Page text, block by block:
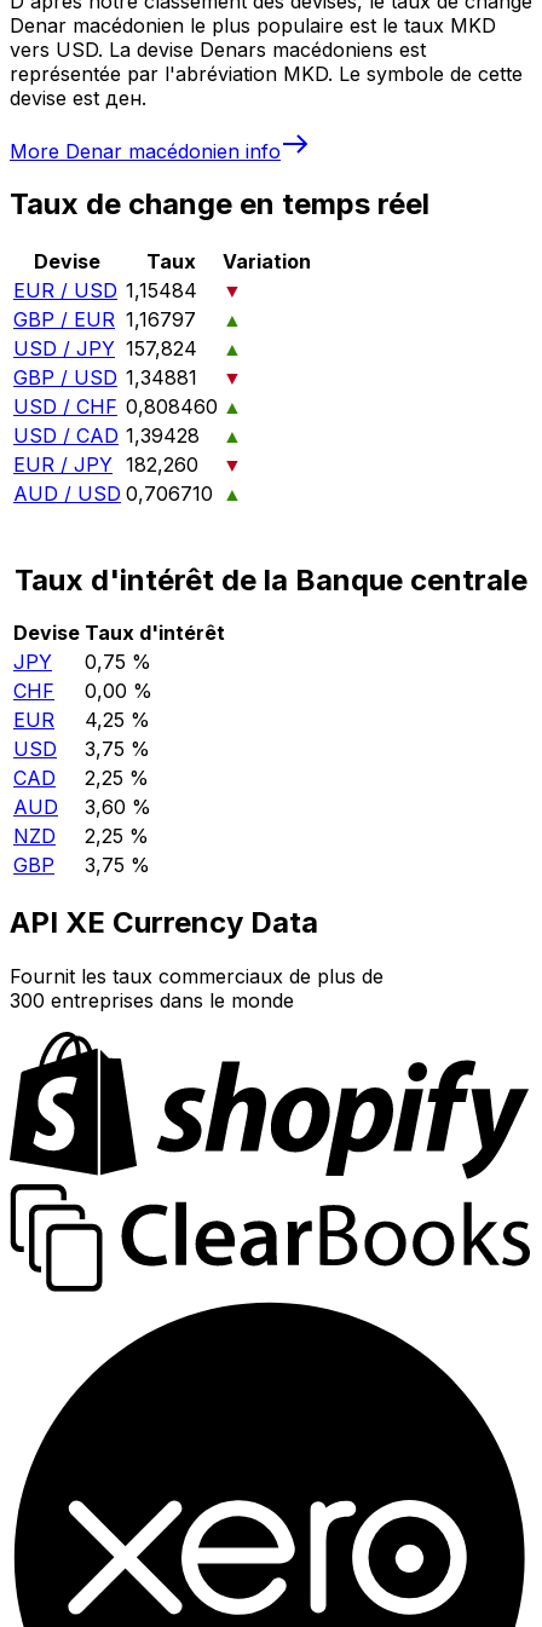
Denar macédonien le plus populaire est le taux MKD
vers USD. La devise Denars macédoniens est
représentée par l'abréviation MKD. Le symbole de cette
devise est ден.
More Denar macédonien info
Taux de change en temps réel
Devise Taux
Variation
EUR / USD 1,15484
▼
GBP / EUR 1,16797
▲
USD / JPY 157,824
▲
GBP / USD 1,34881
▼
USD / CHF 0,808460 ▲
USD / CAD 1,39428
▲
EUR / JPY 182,260
▼
AUD / USD 0,706710 ▲
Taux d'intérêt de la Banque centrale
Devise Taux d'intérêt
JPY
0,75 %
CHF
0,00 %
EUR
4,25 %
USD
3,75 %
CAD
2,25 %
AUD
3,60 %
NZD
2,25 %
GBP
3,75 %
API XE Currency Data
Fournit les taux commerciaux de plus de
300 entreprises dans le monde